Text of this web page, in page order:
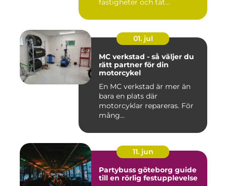
fastigheter och tät
01. jul
MC verkstad - så väljer du
rätt partner för din
motorcykel
En MC verkstad är mer än
bara en plats där
motorcyklar repareras. För
mång...
11. jun
Partybuss göteborg guide
till en rörlig festupplevelse